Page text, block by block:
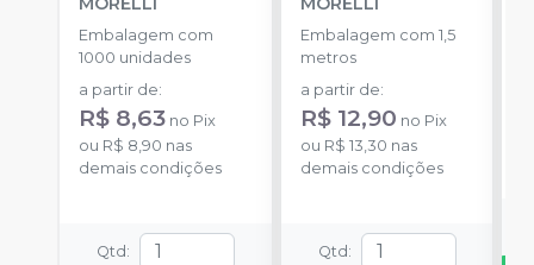
Embalagem com
1000 unidades
a partir de:
R$ 8,63 no Pix
ou R$ 8,90 nas
demais condições
Qtd :
Embalagem com 1,5
metros
a partir de:
R$ 12,90 no Pix
ou R$ 13,30 nas
demais condições
Qtd :